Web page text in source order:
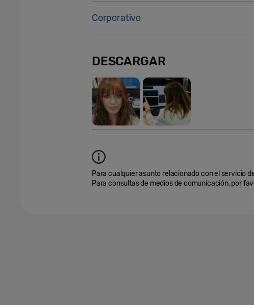
Corporativo
DESCARGAR
Para cualquier asunto relacionado con el servicio
Para consultas de medios de comunicación, por